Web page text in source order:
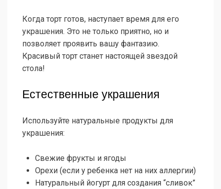
Когда торт готов, наступает время для его
украшения. Это не только приятно, но и
позволяет проявить вашу фантазию.
Красивый торт станет настоящей звездой
стола!
Естественные украшения
Используйте натуральные продукты для
украшения:
Свежие фрукты и ягоды
Орехи (если у ребенка нет на них аллергии)
Натуральный йогурт для создания “сливок”